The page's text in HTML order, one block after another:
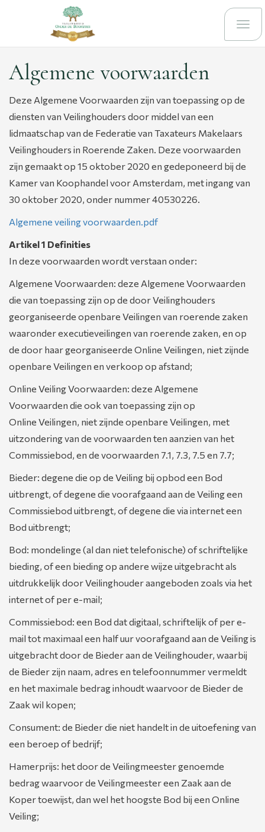
Algemene voorwaarden
Deze Algemene Voorwaarden zijn van toepassing op de
diensten van Veilinghouders door middel van een
lidmaatschap van de Federatie van Taxateurs Makelaars
Veilinghouders in Roerende Zaken. Deze voorwaarden
zijn gemaakt op 15 oktober 2020 en gedeponeerd bij de
Kamer van Koophandel voor Amsterdam, met ingang van
30 oktober 2020, onder nummer 40530226.
Algemene veiling voorwaarden.pdf
Artikel 1 Definities
In deze voorwaarden wordt verstaan onder:
Algemene Voorwaarden: deze Algemene Voorwaarden
die van toepassing zijn op de door Veilinghouders
georganiseerde openbare Veilingen van roerende zaken
waaronder executieveilingen van roerende zaken, en op
de door haar georganiseerde Online Veilingen, niet zijnde
openbare Veilingen en verkoop op afstand;
Online Veiling Voorwaarden: deze Algemene
Voorwaarden die ook van toepassing zijn op
Online Veilingen, niet zijnde openbare Veilingen, met
uitzondering van de voorwaarden ten aanzien van het
Commissiebod, en de voorwaarden 7.1, 7.3, 7.5 en 7.7;
Bieder: degene die op de Veiling bij opbod een Bod
uitbrengt, of degene die voorafgaand aan de Veiling een
Commissiebod uitbrengt, of degene die via internet een
Bod uitbrengt;
Bod: mondelinge (al dan niet telefonische) of schriftelijke
bieding, of een bieding op andere wijze uitgebracht als
uitdrukkelijk door Veilinghouder aangeboden zoals via het
internet of per e-mail;
Commissiebod: een Bod dat digitaal, schriftelijk of per e-
mail tot maximaal een half uur voorafgaand aan de Veiling is
uitgebracht door de Bieder aan de Veilinghouder, waarbij
de Bieder zijn naam, adres en telefoonnummer vermeldt
en het maximale bedrag inhoudt waarvoor de Bieder de
Zaak wil kopen;
Consument: de Bieder die niet handelt in de uitoefening van
een beroep of bedrijf;
Hamerprijs: het door de Veilingmeester genoemde
bedrag waarvoor de Veilingmeester een Zaak aan de
Koper toewijst, dan wel het hoogste Bod bij een Online
Veiling;